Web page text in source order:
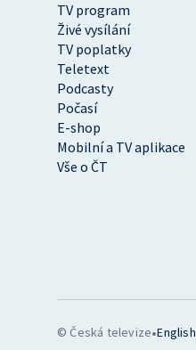
TV program
Živé vysílání
TV poplatky
Teletext
Podcasty
Počasí
E-shop
Mobilní a TV aplikace
Vše o ČT
© Česká televize•English